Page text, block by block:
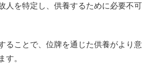
人を特定し、供養するために必要不可
ることで、位牌を通じた供養がより意
す。